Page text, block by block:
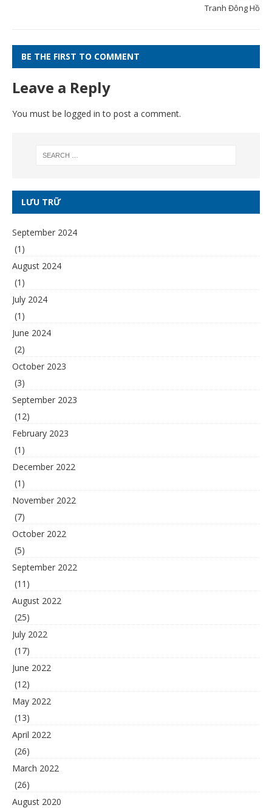
Tranh Đông Hồ
BE THE FIRST TO COMMENT
Leave a Reply
You must be logged in to post a comment.
LƯU TRỮ
September 2024
(1)
August 2024
(1)
July 2024
(1)
June 2024
(2)
October 2023
(3)
September 2023
(12)
February 2023
(1)
December 2022
(1)
November 2022
(7)
October 2022
(5)
September 2022
(11)
August 2022
(25)
July 2022
(17)
June 2022
(12)
May 2022
(13)
April 2022
(26)
March 2022
(26)
August 2020